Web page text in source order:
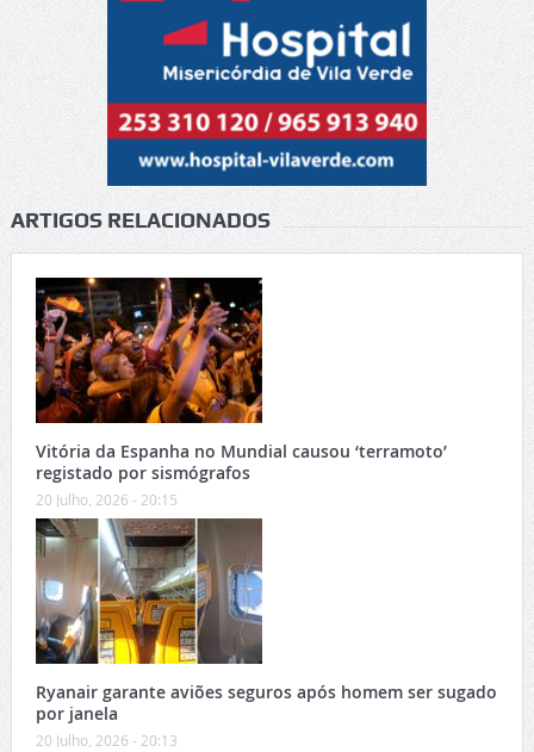
ARTIGOS RELACIONADOS
Vitória da Espanha no Mundial causou ‘terramoto’
registado por sismógrafos
20 Julho, 2026 - 20:15
Ryanair garante aviões seguros após homem ser sugado
por janela
20 Julho, 2026 - 20:13